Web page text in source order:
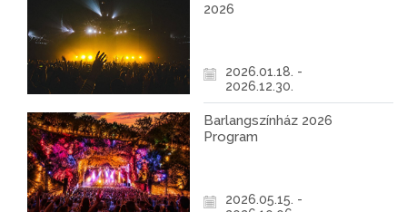
2026
2026.01.18. -
2026.12.30.
Barlangszínház 2026
Program
2026.05.15. -